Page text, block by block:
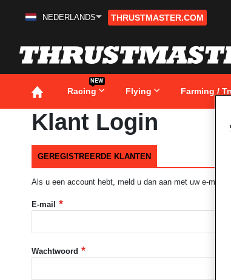
Ga
inhoud
NEDERLANDS THRUSTMASTER.COM
Racing
NEW
Flying Farming /
Klant Login
GEREGISTREERDE KLANTEN
Als u een account hebt, meld u dan aan met uw e-
E-mail
Wachtwoord